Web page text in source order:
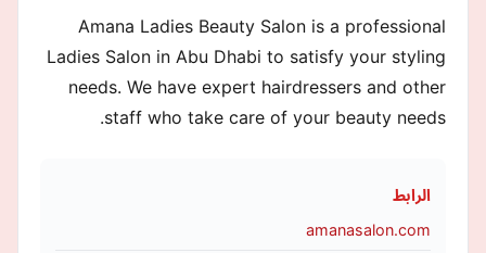
Amana Ladies Beauty Salon is a professional
Ladies Salon in Abu Dhabi to satisfy your styling
needs. We have expert hairdressers and other
staff who take care of your beauty needs.
الرابط
amanasalon.com